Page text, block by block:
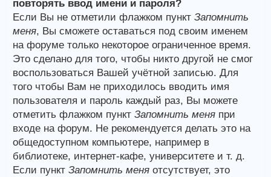
повторять ввод имени и пароля?
Если Вы не отметили флажком пункт Запомнить
меня, Вы сможете оставаться под своим именем
на форуме только некоторое ограниченное время.
Это сделано для того, чтобы никто другой не смог
воспользоваться Вашей учётной записью. Для
того чтобы Вам не приходилось вводить имя
пользователя и пароль каждый раз, Вы можете
отметить флажком пункт Запомнить меня при
входе на форум. Не рекомендуется делать это на
общедоступном компьютере, например в
библиотеке, интернет-кафе, университете и т. д.
Если пункт Запомнить меня отсутствует, это